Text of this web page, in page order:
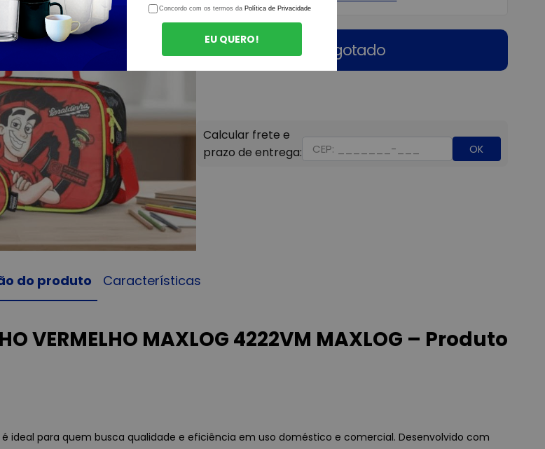
Esgotado
OK
do produto Características
VERMELHO MAXLOG 4222VM MAXLOG – Produto
é ideal para quem busca qualidade e eficiência em uso doméstico e comercial. Desenvolvido com
Concordo com os termos da Política de Privacidade
EU QUERO!